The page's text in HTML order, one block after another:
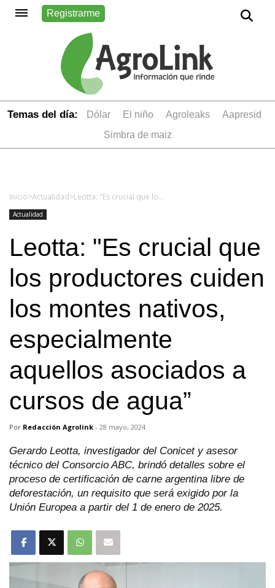
Registrarme
Temas del día: dólar el niño Agroleaks
aapresid
simbra de maiz
Inicio>Actualidad> Leotta: "Es crucial que los productores cuiden los montes nativos, especialmente aquellos asociados a cursos de agua”
Actualidad
Leotta: "Es crucial que
los productores cuiden
los montes nativos,
especialmente
aquellos asociados a
cursos de agua”
Por Redacción Agrolink - 28 mayo, 2024
Gerardo Leotta, investigador del Conicet y asesor
técnico del Consorcio ABC, brindó detalles sobre el
proceso de certificación de carne argentina libre de
deforestación, un requisito que será exigido por la
Unión Europea a partir del 1 de enero de 2025.